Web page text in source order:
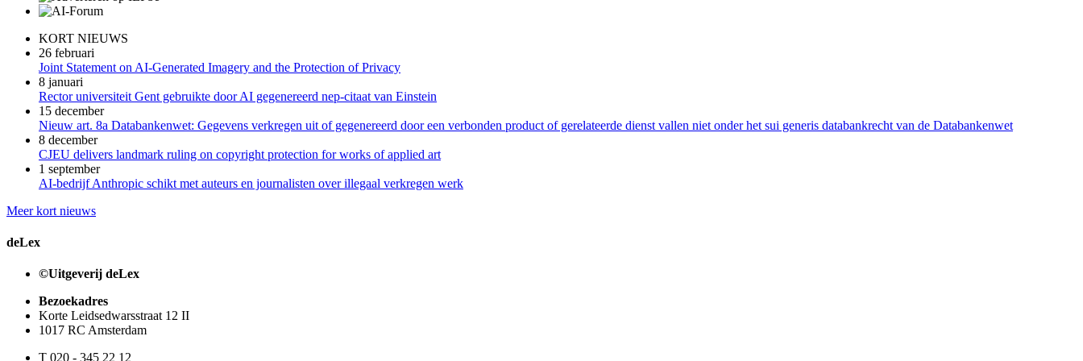
KORT NIEUWS
26 februari
Joint Statement on AI-Generated Imagery and the Protection of Privacy
8 januari
Rector universiteit Gent gebruikte door AI gegenereerd nep-citaat van Einstein
15 december
Nieuw art. 8a Databankenwet: Gegevens verkregen uit of gegenereerd door een verbonden product of gerelateerde dienst vallen niet onder het sui generis databankrecht van de Databankenwet
8 december
CJEU delivers landmark ruling on copyright protection for works of applied art
1 september
AI-bedrijf Anthropic schikt met auteurs en journalisten over illegaal verkregen werk
Meer kort nieuws
deLex
©Uitgeverij deLex
Bezoekadres
Korte Leidsedwarsstraat 12 II
1017 RC Amsterdam
T 020 - 345 22 12